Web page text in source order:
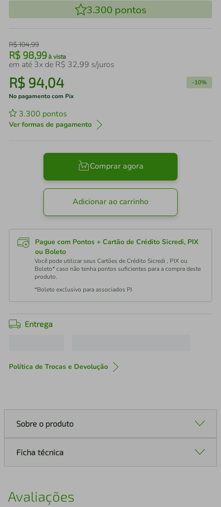
3.300 pontos
R$104,99
R$ 98,99 à vista
em até 3x de R$ 32,99 s/juros
R$ 94,04 -10%
No pagamento com Pix
3.300 pontos
Ver formas de pagamento
Comprar agora
Adicionar ao carrinho
Pague com Pontos + Cartão de Crédito Sicredi, PIX
ou Boleto
Você pode utilizar seus Cartões de Crédito Sicredi , PIX ou
Boleto* caso não tenha pontos suficientes para a compra deste
produto.
*Boleto exclusivo para associados PJ
Entrega
Política de Trocas e Devolução
Sobre o produto
Ficha técnica
Avaliações